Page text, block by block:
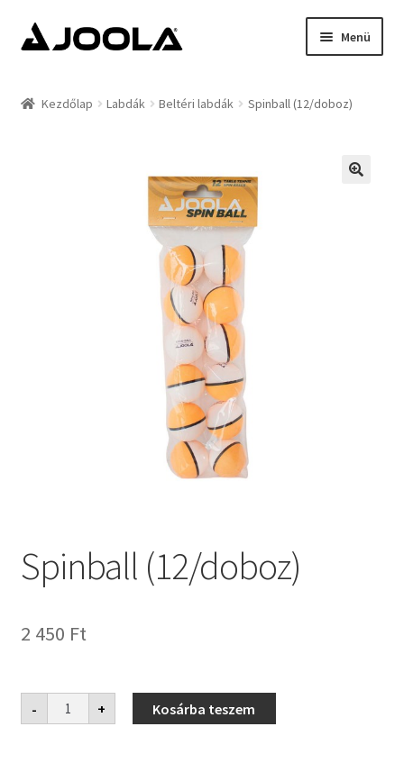
Ugrás
a
Kilépés
a
Menü
Kezdőlap Labdák Beltéri labdák Spinball (12/doboz)
Spinball (12/doboz)
2 450 Ft
-
Spinball
(12/doboz)
+ Kosárba teszem